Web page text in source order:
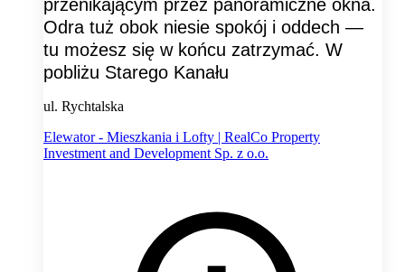
przenikającym przez panoramiczne okna.
Odra tuż obok niesie spokój i oddech —
tu możesz się w końcu zatrzymać. W
pobliżu Starego Kanału
ul. Rychtalska
Elewator - Mieszkania i Lofty | RealCo Property
Investment and Development Sp. z o.o.